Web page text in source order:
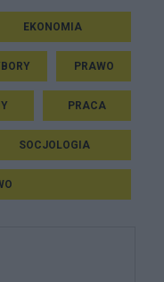
EKONOMIA
PRAWO
PRACA
SOCJOLOGIA